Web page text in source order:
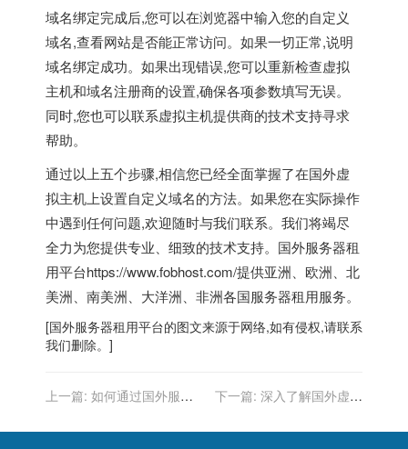
域名绑定完成后,您可以在浏览器中输入您的自定义
域名,查看网站是否能正常访问。如果一切正常,说明
域名绑定成功。如果出现错误,您可以重新检查虚拟
主机和域名注册商的设置,确保各项参数填写无误。
同时,您也可以联系虚拟主机提供商的技术支持寻求
帮助。
通过以上五个步骤,相信您已经全面掌握了在国外虚
拟主机上设置自定义域名的方法。如果您在实际操作
中遇到任何问题,欢迎随时与我们联系。我们将竭尽
全力为您提供专业、细致的技术支持。 国外服务器租
用平台https://www.fobhost.com/提供亚洲、欧洲、北
美洲、南美洲、大洋洲、非洲各国服务器租用服务。
[国外服务器租用平台的图文来源于网络,如有侵权,请联系
我们删除。]
上一篇: 如何通过国外服务
下一篇: 深入了解国外虚拟